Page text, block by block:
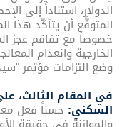
الدولار، استناداً إلى
المتوقَّع أن يتأكّد هذا
خصوصاً مع تفاقم عجز
الخارجية وانعدام
وضع التزامات مؤتمر
في المقام الثالث،
السكني: حسناً فعل